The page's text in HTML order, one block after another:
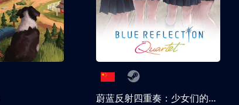
蔚蓝反射四重奏：少女们的奇迹